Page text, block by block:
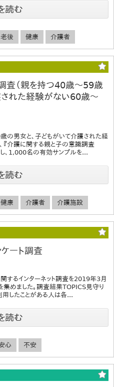
読む
老後 健康 介護者
査（親を持つ40歳～59歳
された経験がない60歳～
の男女と、子どもがいて介護された経
介護に関する親と子の意識調査
し、1,000名の有効サンプルを...
読む
健康 介護者 介護施設
ート調査
関するインターネット調査を2019年3月
めました。調査結果TOPICS見守り
したことがある人は各...
読む
心 不安